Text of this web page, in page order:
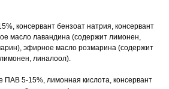
консервант бензоат натрия, консервант
масло лавандина (содержит лимонен,
эфирное масло розмарина (содержит
лимонен, линалоол).
ПАВ 5-15%, лимонная кислота, консервант